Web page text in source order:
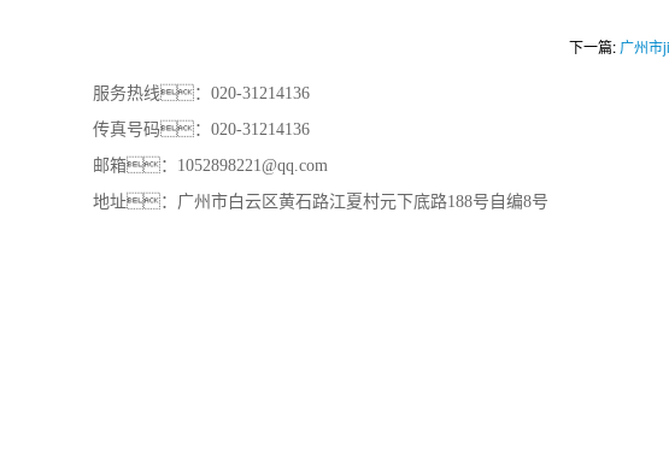
下一篇: 广州
服务热线：020-31214136
传真号码：020-31214136
邮箱：1052898221@qq.com
地址：广州市白云区黄石路江夏村元下底路188号自编8号